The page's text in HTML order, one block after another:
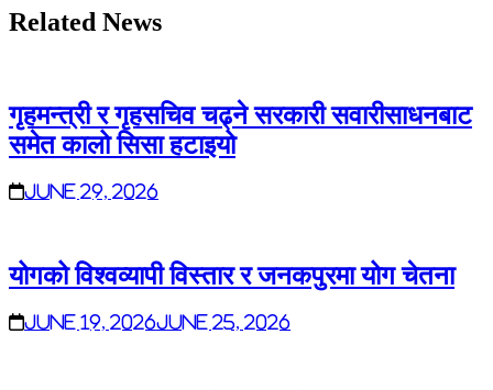
Related News
गृहमन्त्री र गृहसचिव चढ्ने सरकारी सवारीसाधनबाट
समेत कालो सिसा हटाइयो
June 29, 2026
योगको विश्वव्यापी विस्तार र जनकपुरमा योग चेतना
June 19, 2026June 25, 2026